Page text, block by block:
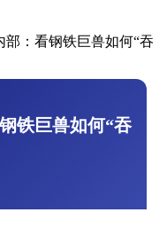
部：看钢铁巨兽如何“吞
铁巨兽如何“吞